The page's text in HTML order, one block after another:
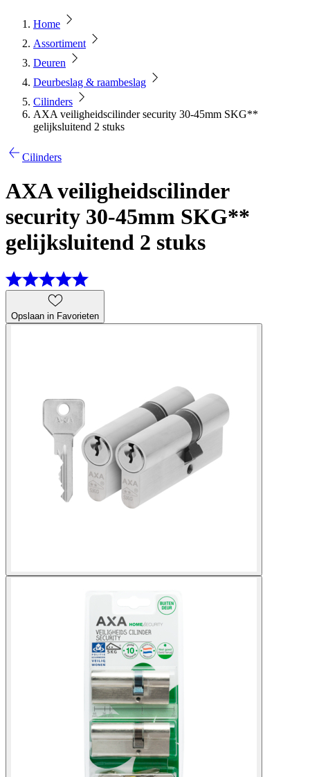
Home
Assortiment
Deuren
Deurbeslag & raambeslag
Cilinders
AXA veiligheidscilinder security 30-45mm SKG**
gelijksluitend 2 stuks
Cilinders
AXA veiligheidscilinder
security 30-45mm SKG**
gelijksluitend 2 stuks
Opslaan in Favorieten